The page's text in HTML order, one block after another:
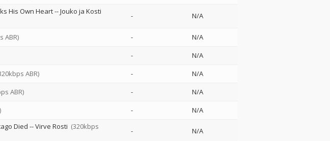
His Own Heart--Jouko ja Kosti
- N/A
ABR) -
N/A
-
N/A
ABR) -
N/A
ABR) -
N/A
-
N/A
Died --Virve Rosti (320kbps
- N/A